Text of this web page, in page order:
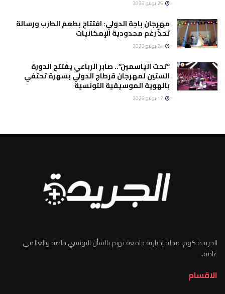
مهرجان باجة الدولي: افتتاح بطعم الطرب ورسالة
تحدٍّ رغم محدودية الإمكانيات
“تحت الياسمين”.. صابر الرباعي يفتتح الدورة
الستين لمهرجان قرطاج الدولي بسهرة تحتفي
بالهوية الموسيقية التونسية
الجريدة كوم، مجلة إخبارية جامعة تهتم بالشأن التونسي خاصة والعالمي
عامة..
الاقسام